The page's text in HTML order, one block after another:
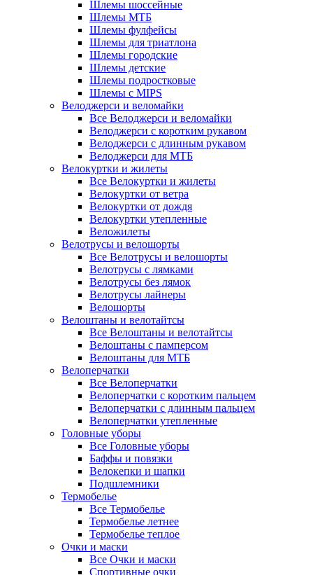
Шлемы шоссейные
Шлемы МТБ
Шлемы фулфейсы
Шлемы для триатлона
Шлемы городские
Шлемы детские
Шлемы подростковые
Шлемы с MIPS
Велоджерси и веломайки
Все Велоджерси и веломайки
Велоджерси с коротким рукавом
Велоджерси с длинным рукавом
Велоджерси для МТБ
Велокуртки и жилеты
Все Велокуртки и жилеты
Велокуртки от ветра
Велокуртки от дождя
Велокуртки утепленные
Веложилеты
Велотрусы и велошорты
Все Велотрусы и велошорты
Велотрусы с лямками
Велотрусы без лямок
Велотрусы лайнеры
Велошорты
Велоштаны и велотайтсы
Все Велоштаны и велотайтсы
Велоштаны с памперсом
Велоштаны для МТБ
Велоперчатки
Все Велоперчатки
Велоперчатки с коротким пальцем
Велоперчатки с длинным пальцем
Велоперчатки утепленные
Головные уборы
Все Головные уборы
Баффы и повязки
Велокепки и шапки
Подшлемники
Термобелье
Все Термобелье
Термобелье летнее
Термобелье теплое
Очки и маски
Все Очки и маски
Спортивные очки